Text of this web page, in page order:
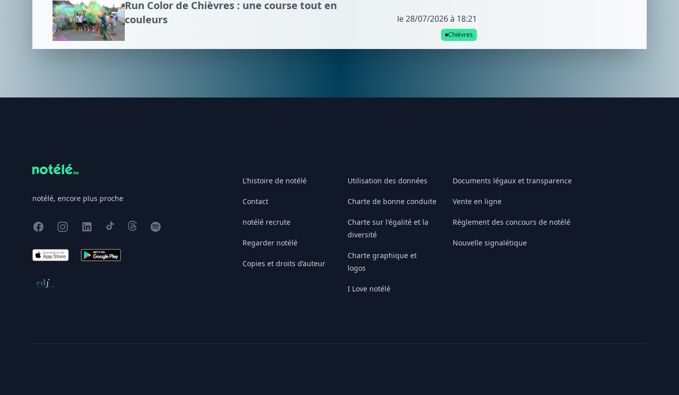
Run Color de Chièvres : une course tout en
couleurs
le 28/07/2026 à 18:21
Chièvres
notélé, encore plus proche
FacebookInstagram
X TikTokThreadsSpotify
App Store Google Play
Conseil de déontologie journalistique
L'histoire de notélé
Contact
notélé recrute
Regarder notélé
Copies et droits d’auteur
Utilisation des données
Charte de bonne conduite
Charte sur l'égalité et la
diversité
Charte graphique et
logos
I Love notélé
Documents légaux et transparence
Vente en ligne
Règlement des concours de notélé
Nouvelle signalétique